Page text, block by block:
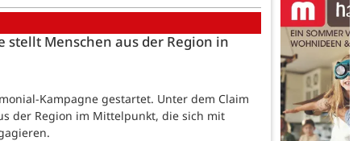
stellt Menschen aus der Region in
Kampagne gestartet. Unter dem Claim
der Region im Mittelpunkt, die sich mit